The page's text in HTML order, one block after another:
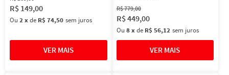
R$ 149,00
Ou 2xde R$ 74,50 sem juros
R$779,00
R$449,00
Ou 8 xde R$ 56,12 sem juros